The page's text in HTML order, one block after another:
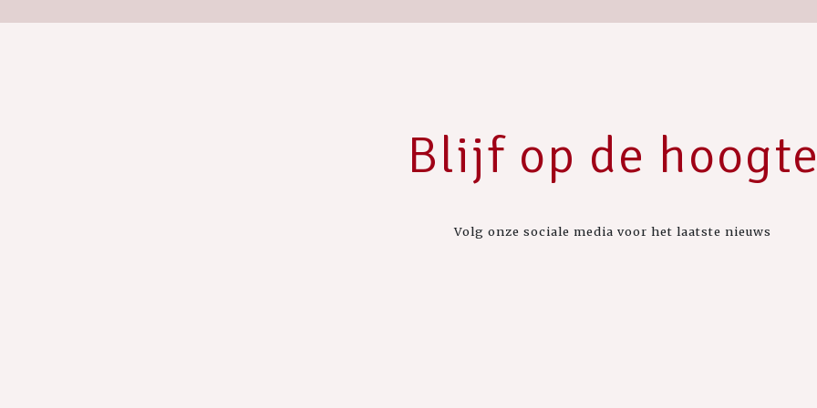
Blijf op de
Volg onze sociale media voor het laatste nieuws